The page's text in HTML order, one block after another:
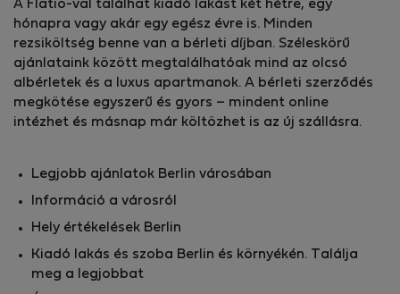
A Flatio-val találhat kiadó lakást két hétre, egy
hónapra vagy akár egy egész évre is. Minden
rezsiköltség benne van a bérleti díjban. Széleskörű
ajánlataink között megtalálhatóak mind az olcsó
albérletek és a luxus apartmanok. A bérleti szerződés
megkötése egyszerű és gyors – mindent online
intézhet és másnap már költözhet is az új szállásra.
Legjobb ajánlatok Berlin városában
Információ a városról
Hely értékelések Berlin
Kiadó lakás és szoba Berlin és környékén. Találja
meg a legjobbat